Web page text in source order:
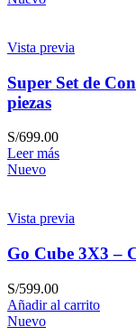
Vista previa
Super Set de
piezas
S/699.00
Leer más
Nuevo
Vista previa
Go Cube 3X3 –
S/599.00
Añadir al carrito
Nuevo